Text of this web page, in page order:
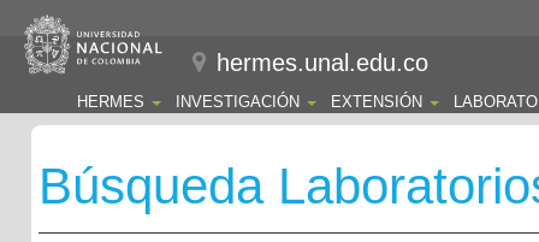
hermes.unal.edu.co
HERMES INVESTIGACIÓN EXTENSIÓN
Búsqueda